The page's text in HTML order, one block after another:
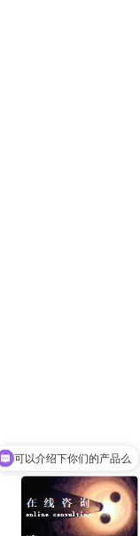
可以介绍下你们的产品么